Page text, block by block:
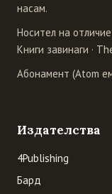
насам.
Носител на
Книги завинаги ·
Абонамент (Atom
Издателства
4Publishing
Бард